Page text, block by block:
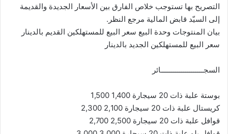
التصريح بها تستوجب خلاص الفارق بين الأسعار الجديدة والقديمة
إلى السيّد قابض المالية مرجع النظر.
بيان المنتوجات وحدة البيع سعر البيع للمستهلكين القديم بالدينار
سعر البيع للمستهلكين الجديد بالدينار
السجـــــــــــــــــــــائر
بوستة علبة ذات 20 سيجارة 1,400 1,500
كريستال علبة ذات 20 سيجارة 2,100 2,300
قوافل علبة ذات 20 سيجارة 2,500 2,700